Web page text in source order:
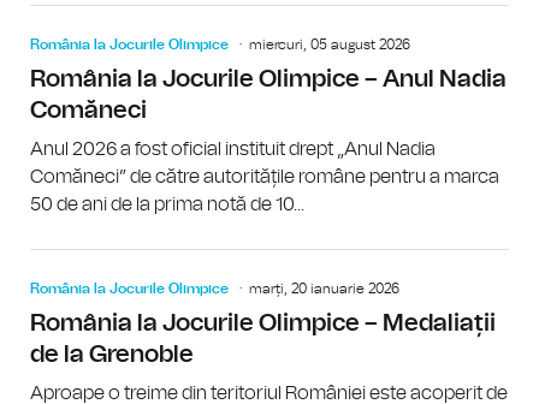
România la Jocurile Olimpice miercuri, 05 august 2026
România la Jocurile Olimpice – Anul Nadia
Comăneci
Anul 2026 a fost oficial instituit drept „Anul Nadia
Comăneci” de către autoritățile române pentru a marca
50 de ani de la prima notă de 10...
România la Jocurile Olimpice marți, 20 ianuarie 2026
România la Jocurile Olimpice – Medaliații
de la Grenoble
Aproape o treime din teritoriul României este acoperit de